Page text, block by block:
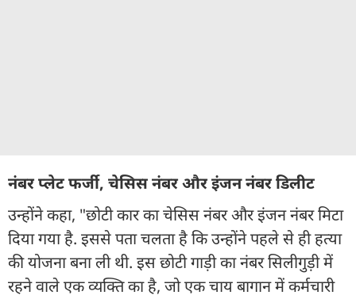
नंबर प्लेट फर्जी, चेसिस नंबर और इंजन नंबर डिलीट
उन्होंने कहा, "छोटी कार का चेसिस नंबर और इंजन नंबर मिटा
दिया गया है. इससे पता चलता है कि उन्होंने पहले से ही हत्या
की योजना बना ली थी. इस छोटी गाड़ी का नंबर सिलीगुड़ी में
रहने वाले एक व्यक्ति का है, जो एक चाय बागान में कर्मचारी